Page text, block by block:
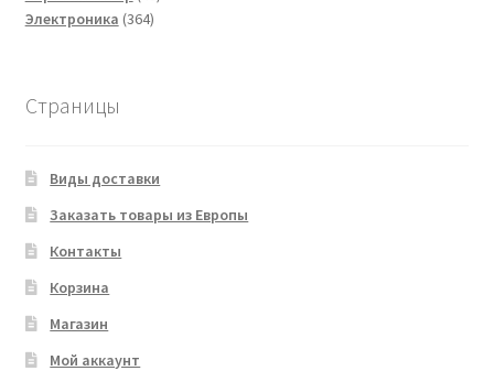
Электроника 364364
Страницы
Виды доставки
Заказать товары из Европы
Контакты
Корзина
Магазин
Мой аккаунт